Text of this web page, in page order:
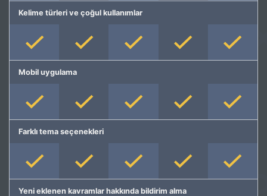
Kelime türleri ve çoğul kullanımlar
Mobil uygulama
Farklı tema seçenekleri
Yeni eklenen kavramlar hakkında bildirim alma